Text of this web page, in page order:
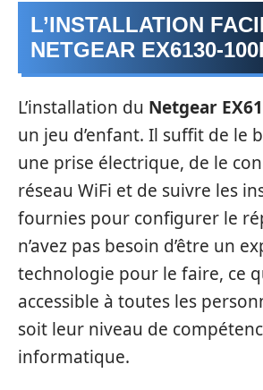
L’INSTALLATION
NETGEAR EX6130-
L’installation du Netgear
un jeu d’enfant. Il suffit de le
une prise électrique, de le
réseau WiFi et de suivre les
fournies pour configurer le
n’avez pas besoin d’être un
technologie pour le faire, ce
accessible à toutes les
soit leur niveau de
informatique.